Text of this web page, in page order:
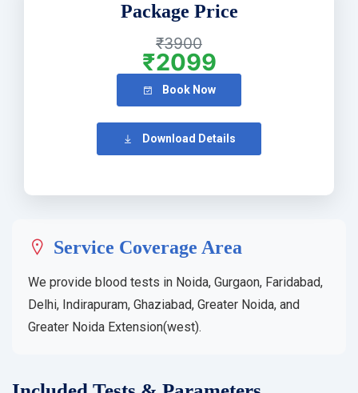
Package Price
₹3900
₹2099
Book Now
Download Details
Service Coverage Area
We provide blood tests in Noida, Gurgaon, Faridabad,
Delhi, Indirapuram, Ghaziabad, Greater Noida, and
Greater Noida Extension(west).